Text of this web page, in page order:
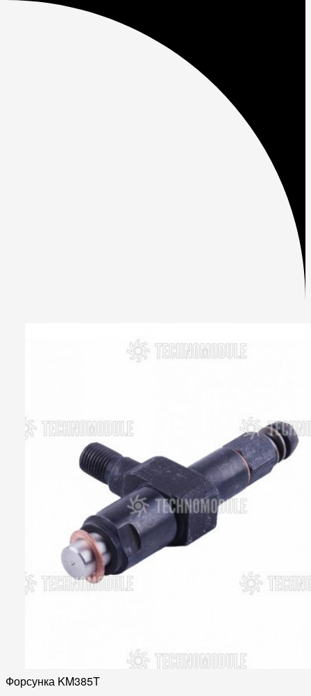
Форсунка KM385T